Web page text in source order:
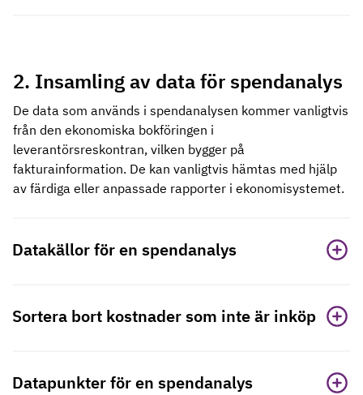
2. Insamling av data för spendanalys
De data som används i spendanalysen kommer vanligtvis
från den ekonomiska bokföringen i
leverantörsreskontran, vilken bygger på
fakturainformation. De kan vanligtvis hämtas med hjälp
av färdiga eller anpassade rapporter i ekonomisystemet.
Datakällor för en spendanalys
Sortera bort kostnader som inte är inköp
Datapunkter för en spendanalys